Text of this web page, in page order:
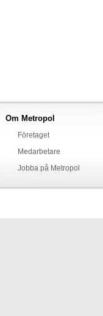
Om Metropol
Företaget
Medarbetare
Jobba på Metropol